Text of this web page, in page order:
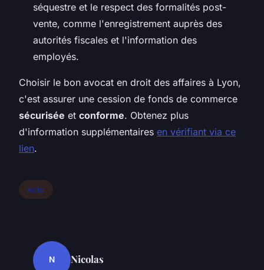
séquestre et le respect des formalités post-
vente, comme l'enregistrement auprès des
autorités fiscales et l'information des
employés.
Choisir le bon avocat en droit des affaires à Lyon,
c'est assurer une cession de fonds de commerce
sécurisée et conforme. Obtenez plus
d'information supplémentaires en vérifiant via ce
lien.
Actu
N Nicolas